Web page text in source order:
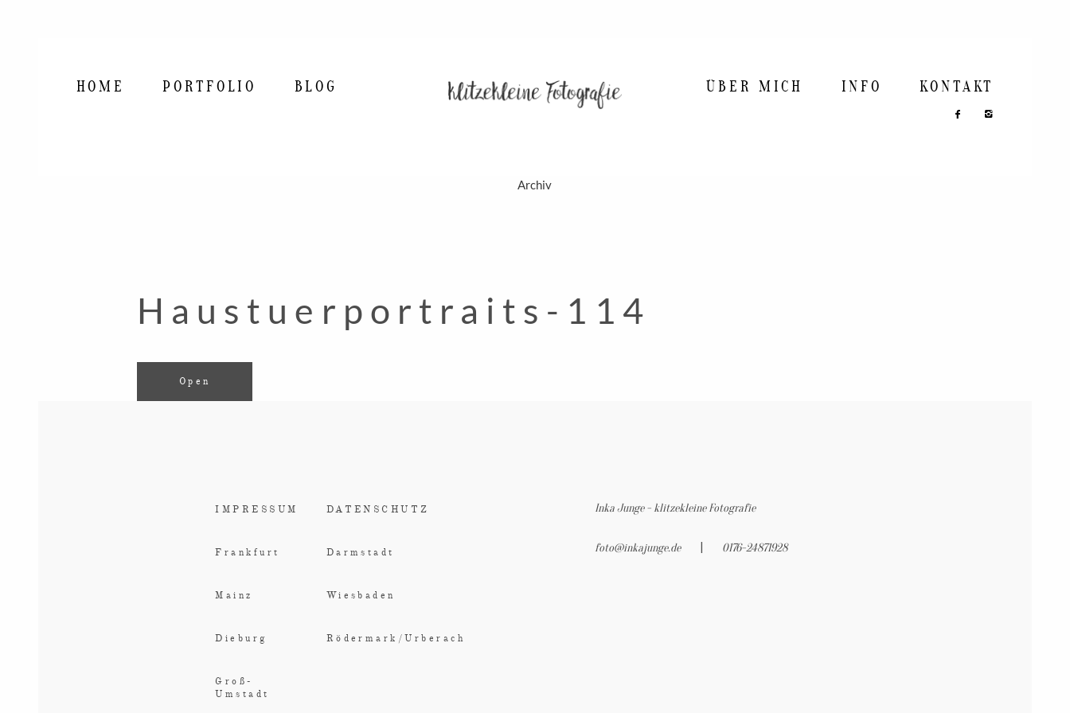
BLOG
HOME PORTFOLIO BLOG ÜBER MICH INFO KONTAKT
Archiv
Haustuerportraits-114
Open
IMPRESSUM DATENSCHUTZ
Frankfurt Darmstadt
Mainz Wiesbaden
Dieburg Rödermark/Urberach
Groß-
Umstadt
Inka Junge - klitzekleine Fotografie
foto@inkajunge.de | 0176-24871928